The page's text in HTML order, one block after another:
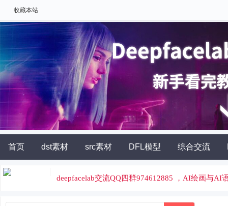
收藏本站
首页 dst素材 src素材 DFL模型 综合交流
AI角色扮演
deepfacelab交流QQ四群974612885 ，AI绘画与AI